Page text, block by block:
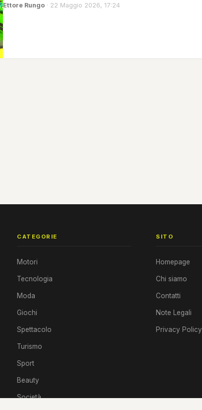
Ettore Rungo · 22 Maggio 2026, 17:24
CATEGORIE
Motori
Tecnologia
Moda
Giochi
Spettacolo
Turismo
Sport
Beauty
Società
SITO
Homepage
Chi siamo
Contatti
Note Legali
Privacy Policy